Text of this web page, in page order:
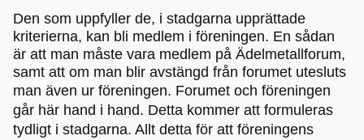
Den som uppfyller de, i stadgarna upprättade
kriterierna, kan bli medlem i föreningen. En sådan
är att man måste vara medlem på Ädelmetallforum,
samt att om man blir avstängd från forumet utesluts
man även ur föreningen. Forumet och föreningen
går här hand i hand. Detta kommer att formuleras
tydligt i stadgarna. Allt detta för att föreningens